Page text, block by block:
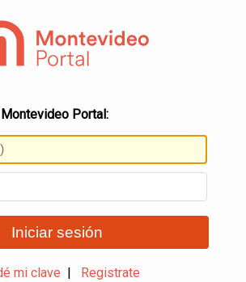
Portal:
Iniciar sesión
mi clave Registrate